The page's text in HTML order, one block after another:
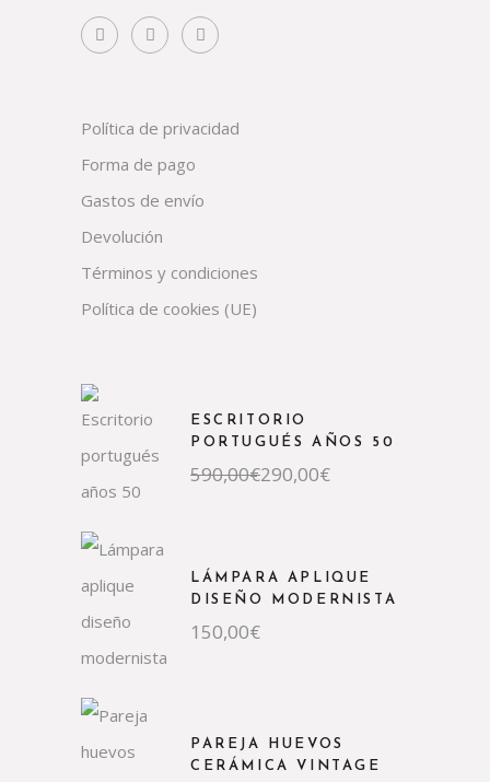
Política de privacidad
Forma de pago
Gastos de envío
Devolución
Términos y condiciones
Política de cookies (UE)
ESCRITORIO
PORTUGUÉS AÑOS 50
590,00€
El
precio
290,00€
El
precio
LÁMPARA APLIQUE
DISEÑO MODERNISTA
150,00€
PAREJA HUEVOS
CERÁMICA VINTAGE